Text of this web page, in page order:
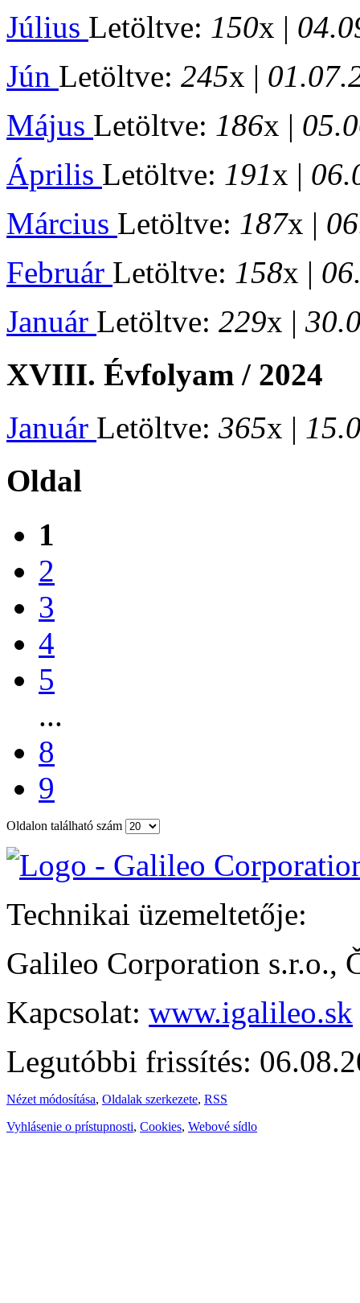
Július Letöltve: 150x |
Jún Letöltve: 245x |
Május Letöltve: 186x |
Április Letöltve: 191x |
Március Letöltve: 187x |
Február Letöltve: 158x |
Január Letöltve: 229x |
XVIII. Évfolyam / 2024
Január Letöltve: 365x |
Oldal
1
2
3
4
5
...
8
9
Oldalon található szám
Technikai üzemeltetője:
Galileo Corporation s.r.o.,
Kapcsolat: www.igalileo.sk
Legutóbbi frissítés:
Nézet módosítása, Oldalak szerkezete, RSS
Vyhlásenie o prístupnosti, Cookies, Webové sídlo